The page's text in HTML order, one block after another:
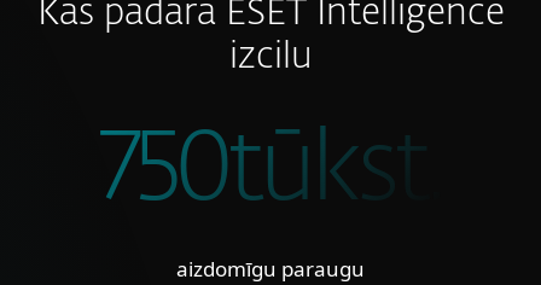
Kas padara ESET Intelligence
izcilu
750tūkst.
aizdomīgu paraugu